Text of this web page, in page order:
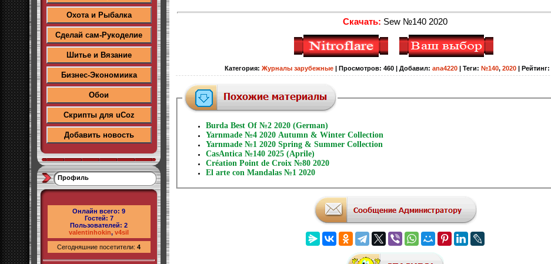
Охота и Рыбалка
Сделай сам-Рукоделие
Шитье и Вязание
Бизнес-Экономиика
Обои
Скрипты для uCoz
Добавить новость
Профиль
Онлайн всего: 9
Гостей: 7
Пользователей: 2
valentinhokin, v4sil
Сегодняшние посетители: 4
Скачать: Sew №140 2020
Категория: Журналы зарубежные Просмотров: 460 Добавил: ana4220 Теги: №140, 2020 Рейтинг:
Burda Best Of №2 2020 (German)
Yarnmade №4 2020 Autumn & Winter Collection
Yarnmade №1 2020 Spring & Summer Collection
CasAntica №140 2025 (Aprile)
Création Point de Croix №80 2020
El arte con Mandalas №1 2020